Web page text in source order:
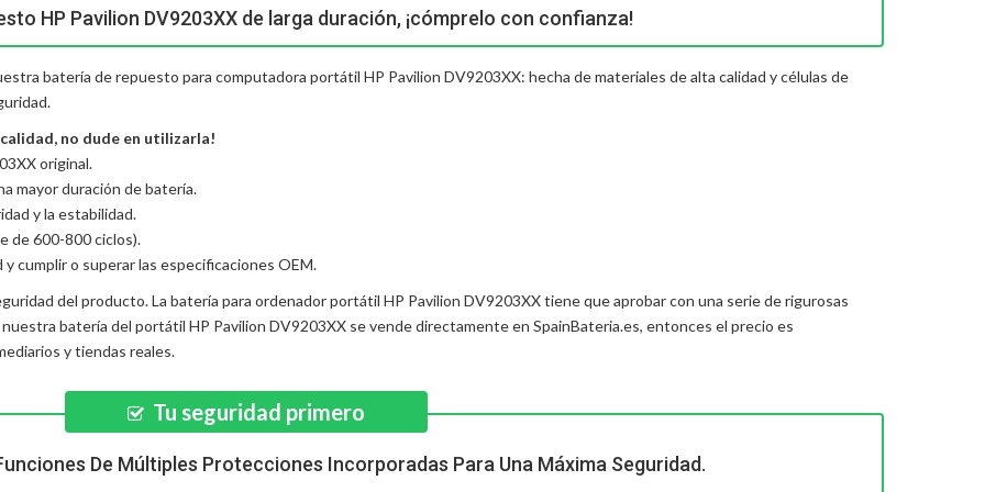
HP Pavilion DV9203XX de larga duración, ¡cómprelo con confianza!
batería de repuesto para computadora portátil HP Pavilion DV9203XX: hecha de materiales de alta calidad y células de
no dude en utilizarla!
original.
mayor duración de batería.
y la estabilidad.
de 600-800 ciclos).
cumplir o superar las especificaciones OEM.
del producto. La batería para ordenador portátil HP Pavilion DV9203XXtiene que aprobar con una serie de rigurosas
nuestra batería del portátil HP Pavilion DV9203XX se vende directamente en SpainBateria.es, entonces el precio es
y tiendas reales.
Tu seguridad primero
De Múltiples Protecciones Incorporadas Para Una Máxima Seguridad.